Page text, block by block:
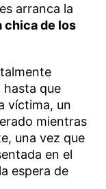
arranca la
chica de los
hasta que
víctima, un
mientras
una vez que
en el
espera de